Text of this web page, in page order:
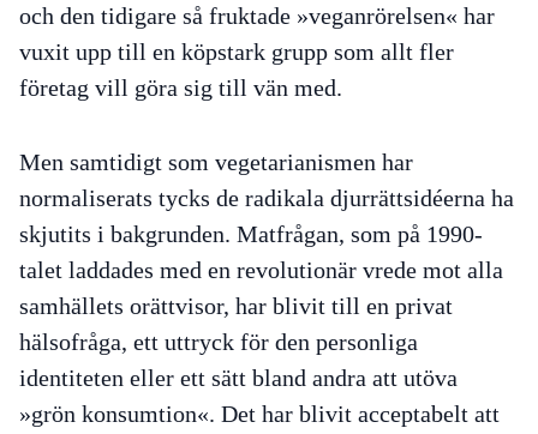
och den tidigare så fruktade »veganrörelsen« har
vuxit upp till en köpstark grupp som allt fler
företag vill göra sig till vän med.
Men samtidigt som vegetarianismen har
normaliserats tycks de radikala djurrättsidéerna ha
skjutits i bakgrunden. Matfrågan, som på 1990-
talet laddades med en revolutionär vrede mot alla
samhällets orättvisor, har blivit till en privat
hälsofråga, ett uttryck för den personliga
identiteten eller ett sätt bland andra att utöva
»grön konsumtion«. Det har blivit acceptabelt att